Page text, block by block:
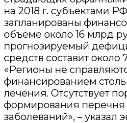
на 2018 г. субъектами
запланированы
объеме около 16 млрд
прогнозируемый
средств составит около
«Регионы не
финансированием
лечения. Отсутствует
формирования
заболеваний», – указал